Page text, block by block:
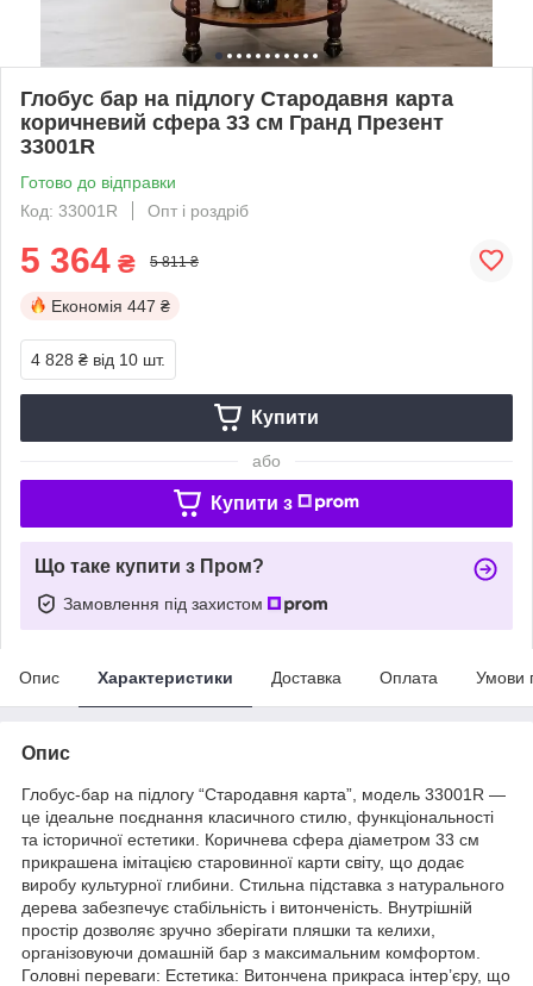
Глобус бар на підлогу Стародавня карта
коричневий сфера 33 см Гранд Презент
33001R
Готово до відправки
Код: 33001R
Опт і роздріб
5 364 ₴ 5 811 ₴
Економія 447 ₴
4 828 ₴ від 10 шт.
Купити
або
Купити з
Що таке купити з Пром?
Замовлення під захистом
Опис Характеристики Доставка Оплата Умови
Опис
Глобус-бар на підлогу “Стародавня карта”, модель 33001R —
це ідеальне поєднання класичного стилю, функціональності
та історичної естетики. Коричнева сфера діаметром 33 см
прикрашена імітацією старовинної карти світу, що додає
виробу культурної глибини. Стильна підставка з натурального
дерева забезпечує стабільність і витонченість. Внутрішній
простір дозволяє зручно зберігати пляшки та келихи,
організовуючи домашній бар з максимальним комфортом.
Головні переваги: Естетика: Витончена прикраса інтер’єру, що